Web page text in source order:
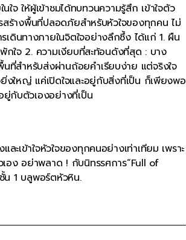
จ ให้ผู้เข้าชมได้ทบทวนความรู้สึก เข้าใจตัว
รสร้างพื้นที่ปลอดภัยสำหรับหัวใจของทุกคน ไม่
ดินทางภายในจิตใจอย่างลึกซึ้ง ได้แก่ 1. ผืน
กใจ 2. ความเงียบที่สะท้อนดังที่สุด : บาง
ที่สำหรับส่งผ่านถ้อยคำเรียบง่าย แต่จริงใจ
งใหญ่ แค่เปิดใจและอยู่กับสิ่งที่เป็น ก็เพียงพอ
กับตัวเองอย่างที่เป็น
ะเข้าใจหัวใจของทุกคนอย่างเท่าเทียม เพราะ
อง อย่าพลาด ! กับนิทรรศการ“Full of
น 1 บลูพอร์ตหัวหิน.